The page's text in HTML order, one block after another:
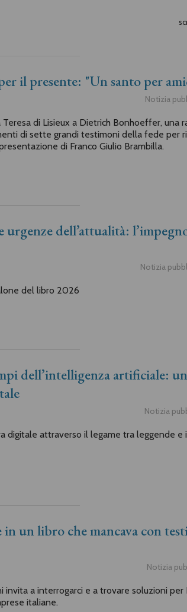
il presente: "Un santo per
Notizia
Teresa di Lisieux a Dietrich Bonhoeffer, una
di sette grandi testimoni della fede per
di Franco Giulio Brambilla.
dell’attualità:
Notizia
del libro 2026
dell’intelligenza artificiale:
Notizia
digitale attraverso il legame tra leggende e
un libro che mancava con
Notizia
invita a interrogarci e a trovare soluzioni
italiane.